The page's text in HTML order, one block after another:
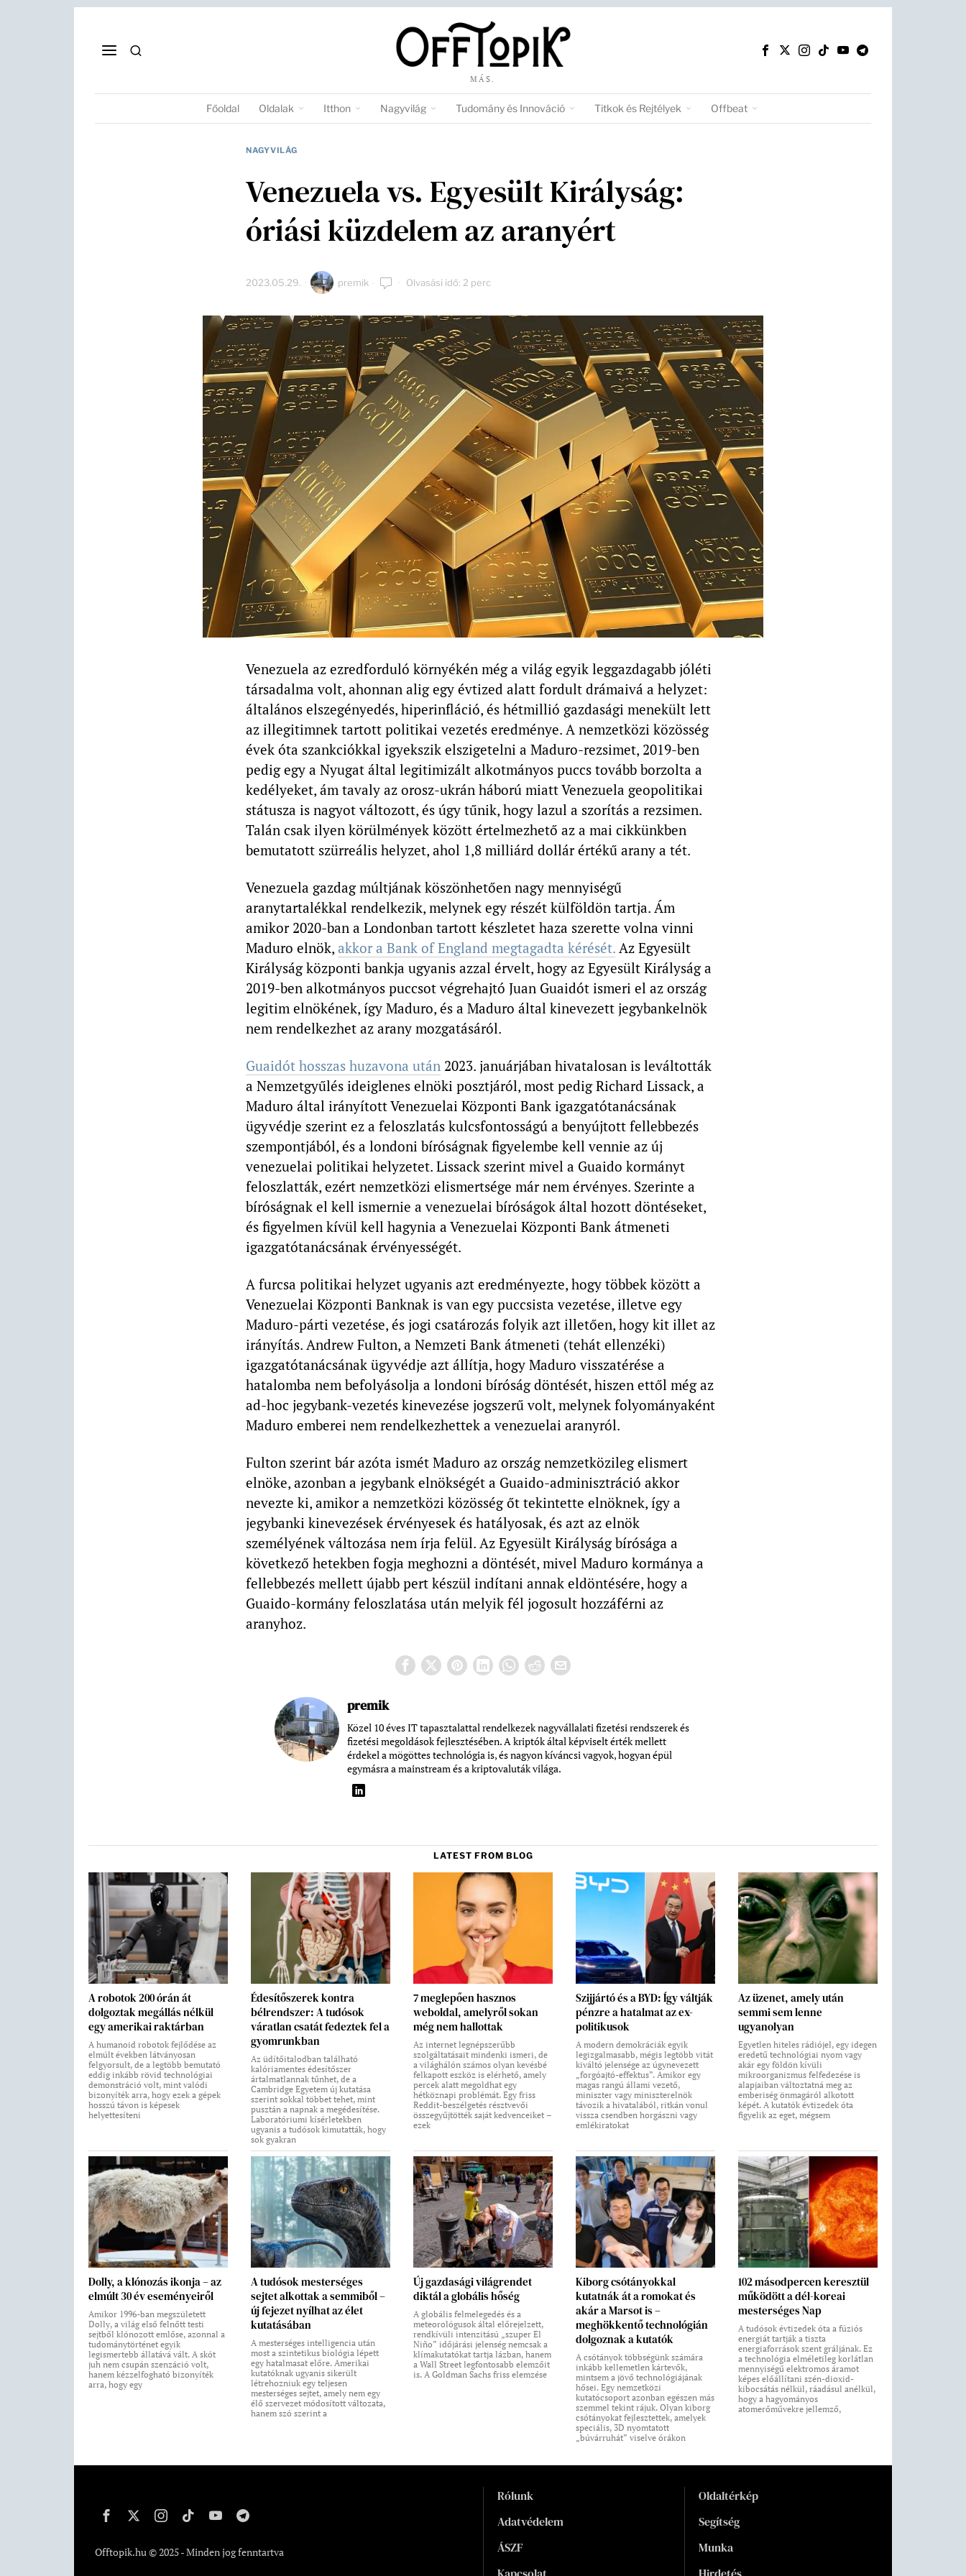
MÁS.
Főoldal Oldalak Itthon Nagyvilág Tudomány és Innováció Titkok és Rejtélyek Offbeat
NAGYVILÁG
Venezuela vs. Egyesült Királyság:
óriási küzdelem az aranyért
2023.05.29. premik Olvasási idő: 2 perc
Venezuela az ezredforduló környékén még a világ egyik leggazdagabb jóléti
társadalma volt, ahonnan alig egy évtized alatt fordult drámaivá a helyzet:
általános elszegényedés, hiperinfláció, és hétmillió gazdasági menekült lett
az illegitimnek tartott politikai vezetés eredménye. A nemzetközi közösség
évek óta szankciókkal igyekszik elszigetelni a Maduro-rezsimet, 2019-ben
pedig egy a Nyugat által legitimizált alkotmányos puccs tovább borzolta a
kedélyeket, ám tavaly az orosz-ukrán háború miatt Venezuela geopolitikai
státusza is nagyot változott, és úgy tűnik, hogy lazul a szorítás a rezsimen.
Talán csak ilyen körülmények között értelmezhető az a mai cikkünkben
bemutatott szürreális helyzet, ahol 1,8 milliárd dollár értékű arany a tét.
Venezuela gazdag múltjának köszönhetően nagy mennyiségű
aranytartalékkal rendelkezik, melynek egy részét külföldön tartja. Ám
amikor 2020-ban a Londonban tartott készletet haza szerette volna vinni
Maduro elnök, akkor a Bank of England megtagadta kérését. Az Egyesült
Királyság központi bankja ugyanis azzal érvelt, hogy az Egyesült Királyság a
2019-ben alkotmányos puccsot végrehajtó Juan Guaidót ismeri el az ország
legitim elnökének, így Maduro, és a Maduro által kinevezett jegybankelnök
nem rendelkezhet az arany mozgatásáról.
Guaidót hosszas huzavona után 2023. januárjában hivatalosan is leváltották
a Nemzetgyűlés ideiglenes elnöki posztjáról, most pedig Richard Lissack, a
Maduro által irányított Venezuelai Központi Bank igazgatótanácsának
ügyvédje szerint ez a feloszlatás kulcsfontosságú a benyújtott fellebbezés
szempontjából, és a londoni bíróságnak figyelembe kell vennie az új
venezuelai politikai helyzetet. Lissack szerint mivel a Guaido kormányt
feloszlatták, ezért nemzetközi elismertsége már nem érvényes. Szerinte a
bíróságnak el kell ismernie a venezuelai bíróságok által hozott döntéseket,
és figyelmen kívül kell hagynia a Venezuelai Központi Bank átmeneti
igazgatótanácsának érvényességét.
A furcsa politikai helyzet ugyanis azt eredményezte, hogy többek között a
Venezuelai Központi Banknak is van egy puccsista vezetése, illetve egy
Maduro-párti vezetése, és jogi csatározás folyik azt illetően, hogy kit illet az
irányítás. Andrew Fulton, a Nemzeti Bank átmeneti (tehát ellenzéki)
igazgatótanácsának ügyvédje azt állítja, hogy Maduro visszatérése a
hatalomba nem befolyásolja a londoni bíróság döntését, hiszen ettől még az
ad-hoc jegybank-vezetés kinevezése jogszerű volt, melynek folyományaként
Maduro emberei nem rendelkezhettek a venezuelai aranyról.
Fulton szerint bár azóta ismét Maduro az ország nemzetközileg elismert
elnöke, azonban a jegybank elnökségét a Guaido-adminisztráció akkor
nevezte ki, amikor a nemzetközi közösség őt tekintette elnöknek, így a
jegybanki kinevezések érvényesek és hatályosak, és azt az elnök
személyének változása nem írja felül. Az Egyesült Királyság bírósága a
következő hetekben fogja meghozni a döntését, mivel Maduro kormánya a
fellebbezés mellett újabb pert készül indítani annak eldöntésére, hogy a
Guaido-kormány feloszlatása után melyik fél jogosult hozzáférni az
aranyhoz.
premik
Közel 10 éves IT tapasztalattal rendelkezek nagyvállalati fizetési rendszerek és
fizetési megoldások fejlesztésében. A kriptók által képviselt érték mellett
érdekel a mögöttes technológia is, és nagyon kíváncsi vagyok, hogyan épül
egymásra a mainstream és a kriptovaluták világa.
LATEST FROM BLOG
A robotok 200 órán át
dolgoztak megállás nélkül
egy amerikai raktárban
A humanoid robotok fejlődése az
elmúlt években látványosan
felgyorsult, de a legtöbb bemutató
eddig inkább rövid technológiai
demonstráció volt, mint valódi
bizonyíték arra, hogy ezek a gépek
hosszú távon is képesek
helyettesíteni
Édesítőszerek kontra
bélrendszer: A tudósok
váratlan csatát fedeztek fel a
gyomrunkban
Az üdítőitalodban található
kalóriamentes édesítőszer
ártalmatlannak tűnhet, de a
Cambridge Egyetem új kutatása
szerint sokkal többet tehet, mint
pusztán a napnak a megédesítése.
Laboratóriumi kísérletekben
ugyanis a tudósok kimutatták, hogy
sok gyakran
7 meglepően hasznos
weboldal, amelyről sokan
még nem hallottak
Az internet legnépszerűbb
szolgáltatásait mindenki ismeri, de
a világhálón számos olyan kevésbé
felkapott eszköz is elérhető, amely
percek alatt megoldhat egy
hétköznapi problémát. Egy friss
Reddit-beszélgetés résztvevői
összegyűjtötték saját kedvenceiket –
ezek
Szijjártó és a BYD: Így váltják
pénzre a hatalmat az ex-
politikusok
A modern demokráciák egyik
legizgalmasabb, mégis legtöbb vitát
kiváltó jelensége az úgynevezett
„forgóajtó-effektus”. Amikor egy
magas rangú állami vezető,
miniszter vagy miniszterelnök
távozik a hivatalából, ritkán vonul
vissza csendben horgászni vagy
emlékiratokat
Az üzenet, amely után
semmi sem lenne
ugyanolyan
Egyetlen hiteles rádiójel, egy idegen
eredetű technológiai nyom vagy
akár egy földön kívüli
mikroorganizmus felfedezése is
alapjaiban változtatná meg az
emberiség önmagáról alkotott
képét. A kutatók évtizedek óta
figyelik az eget, mégsem
Dolly, a klónozás ikonja – az
elmúlt 30 év eseményeiről
Amikor 1996-ban megszületett
Dolly, a világ első felnőtt testi
sejtből klónozott emlőse, azonnal a
tudománytörténet egyik
legismertebb állatává vált. A skót
juh nem csupán szenzáció volt,
hanem kézzelfogható bizonyíték
arra, hogy egy
A tudósok mesterséges
sejtet alkottak a semmiből –
új fejezet nyílhat az élet
kutatásában
A mesterséges intelligencia után
most a szintetikus biológia lépett
egy hatalmasat előre. Amerikai
kutatóknak ugyanis sikerült
létrehozniuk egy teljesen
mesterséges sejtet, amely nem egy
élő szervezet módosított változata,
hanem szó szerint a
Új gazdasági világrendet
diktál a globális hőség
A globális felmelegedés és a
meteorológusok által előrejelzett,
rendkívüli intenzitású „szuper El
Niño” időjárási jelenség nemcsak a
klímakutatókat tartja lázban, hanem
a Wall Street legfontosabb elemzőit
is. A Goldman Sachs friss elemzése
Kiborg csótányokkal
kutatnák át a romokat és
akár a Marsot is –
meghökkentő technológián
dolgoznak a kutatók
A csótányok többségünk számára
inkább kellemetlen kártevők,
mintsem a jövő technológiájának
hősei. Egy nemzetközi
kutatócsoport azonban egészen más
szemmel tekint rájuk. Olyan kiborg
csótányokat fejlesztettek, amelyek
speciális, 3D nyomtatott
„búvárruhát” viselve órákon
102 másodpercen keresztül
működött a dél-koreai
mesterséges Nap
A tudósok évtizedek óta a fúziós
energiát tartják a tiszta
energiaforrások szent gráljának. Ez
a technológia elméletileg korlátlan
mennyiségű elektromos áramot
képes előállítani szén-dioxid-
kibocsátás nélkül, ráadásul anélkül,
hogy a hagyományos
atomerőművekre jellemző,
Offtopik.hu © 2025 - Minden jog fenntartva
Rólunk
Adatvédelem
ÁSZF
Oldaltérkép
Segítség
Munka